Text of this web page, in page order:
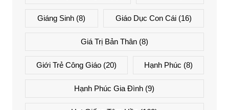
Giáng Sinh (8) Giáo Dục Con Cái(16)
Giá Trị Bản Thân(8)
Giới Trẻ Công Giáo(20) Hạnh Phúc (8)
Hạnh Phúc Gia Đình (9)